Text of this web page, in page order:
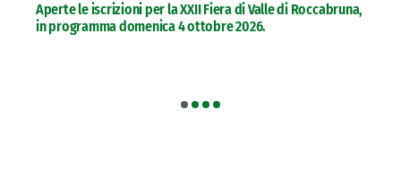
Aperte le iscrizioni per la XXII Fiera di Valle di Roccabruna,
in programma domenica 4 ottobre 2026.